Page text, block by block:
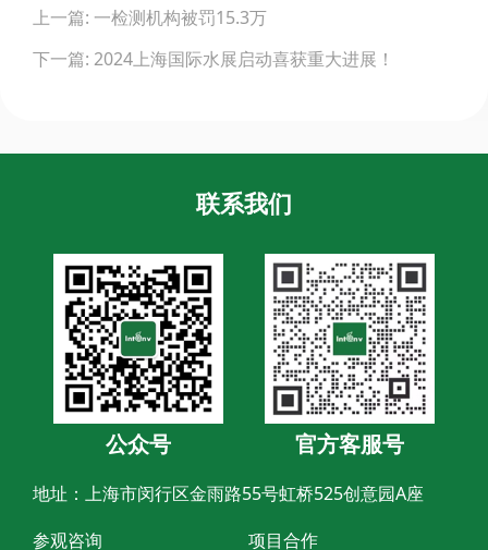
navigation
上一篇: 一检测机构被罚15.3万
下一篇: 2024上海国际水展启动喜获重大进展！
联系我们
公众号 官方客服号
地址：上海市闵行区金雨路55号虹桥525创意园A座
参观咨询
项目合作